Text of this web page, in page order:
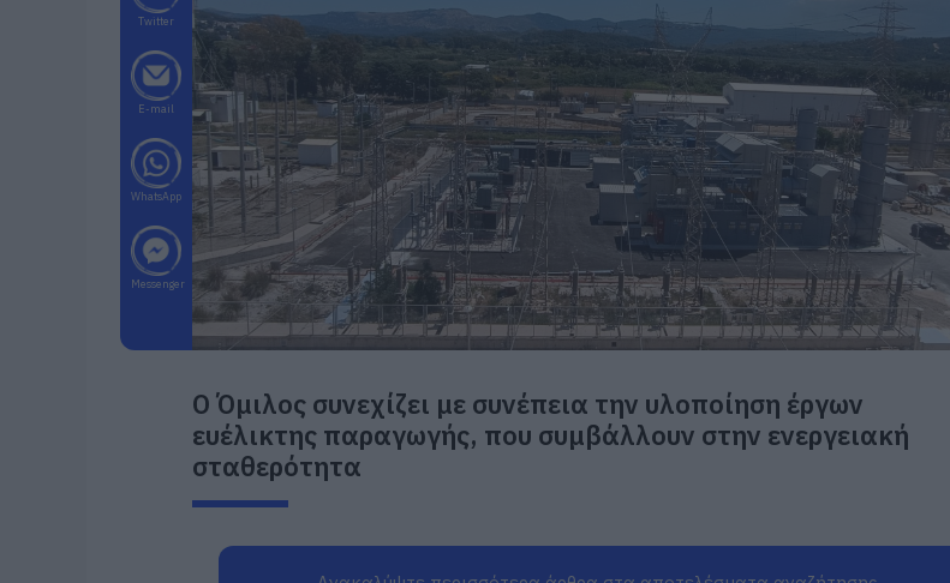
Twitter
E-mail
WhatsApp
Messenger
Ο Όμιλος συνεχίζει με συνέπεια την υλοποίηση έργων
ευέλικτης παραγωγής, που συμβάλλουν στην ενεργειακή
σταθερότητα